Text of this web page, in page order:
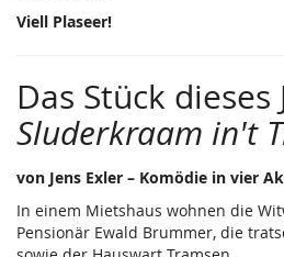
Viell Plaseer!
Das Stück dieses
Sluderkraam in't
von Jens Exler – Komödie in vier
In einem Mietshaus wohnen die
Pensionär Ewald Brummer, die